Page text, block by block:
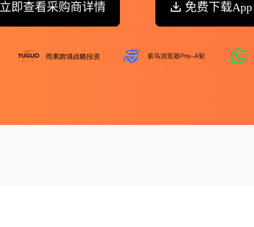
立即查看采购商详情 免费下载App